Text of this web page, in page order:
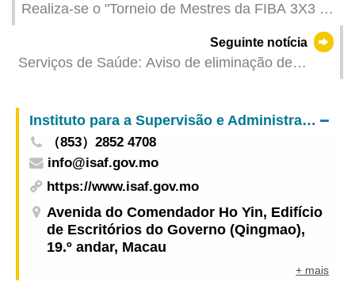
Realiza-se o "Torneio de Mestres da FIBA 3X3 de
Seguinte notícia
Serviços de Saúde: Aviso de eliminação de
Instituto para a Supervisão e Administração Farmacêutica
（853）2852 4708
info@isaf.gov.mo
https://www.isaf.gov.mo
Avenida do Comendador Ho Yin, Edifício
de Escritórios do Governo (Qingmao),
19.º andar, Macau
+ mais